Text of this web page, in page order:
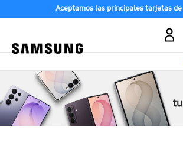
Aceptamos las principales tarjetas